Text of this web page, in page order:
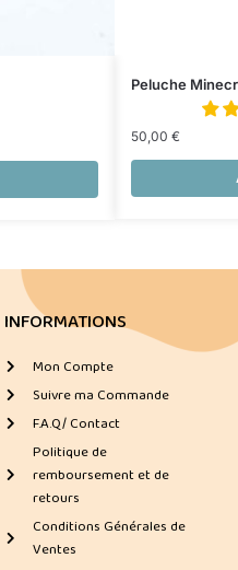
Peluche
50,00 €
INFORMATIONS
Mon Compte
Suivre ma Commande
F.A.Q/ Contact
Politique de
remboursement et de
retours
Conditions Générales de
Ventes